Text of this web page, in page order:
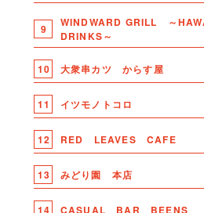
9
WINDWARD GRILL ～
DRINKS～
10 大衆串カツ からす屋
11 イツモノトコロ
12 RED LEAVES CAFE
13 みどり園 本店